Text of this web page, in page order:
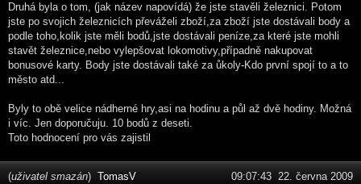
Druhá byla o tom, (jak název napovídá) že jste stavěli železnici. Potom
jste po svojich železnicích převáželi zboží,za zboží jste dostávali body a
podle toho,kolik jste měli bodů,jste dostávali peníze,za které jste mohli
stavět železnice,nebo vylepšovat lokomotivy,případně nakupovat
bonusové karty. Body jste dostávali také za ůkoly-Kdo první spojí to a to
město atd...
Byly to obě velice nádherné hry,asi na hodinu a půl až dvě hodiny. Možná
i víc. Jen doporučuju. 10 bodů z deseti.
Toto hodnocení pro vás zajistil
(uživatel smazán) TomasV 09:07:43 22. června 2009